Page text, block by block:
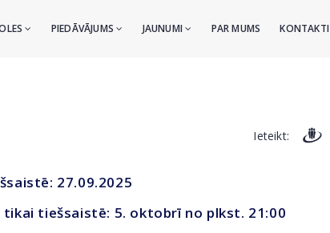
PIEDĀVĀJUMS JAUNUMI PAR MUMS KONTAKTI
Ieteikt:
27.09.2025
tiešsaistē: 5. oktobrī no plkst. 21:00